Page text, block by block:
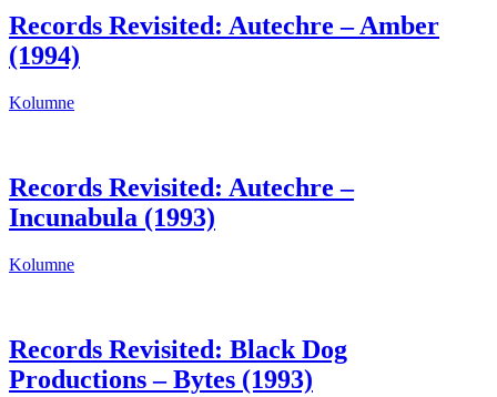
Records Revisited: Autechre – Amber
(1994)
Kolumne
Records Revisited: Autechre –
Incunabula (1993)
Kolumne
Records Revisited: Black Dog
Productions – Bytes (1993)